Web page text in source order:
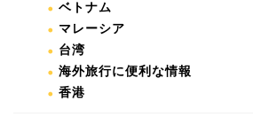
ベトナム
マレーシア
台湾
海外旅行に便利な情報
香港